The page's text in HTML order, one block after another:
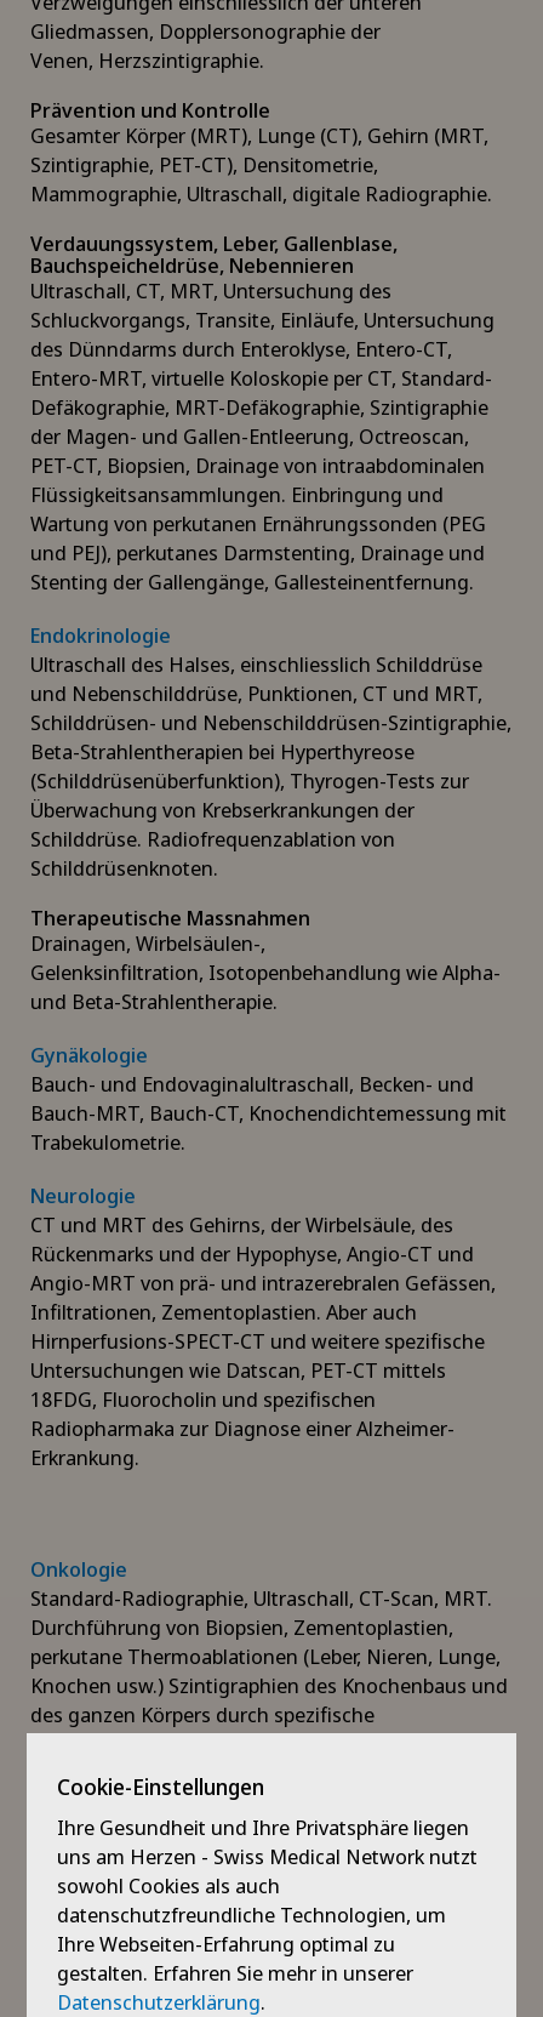
Gliedmassen, Dopplersonographie der
Venen, Herzszintigraphie.
Prävention und Kontrolle
Gesamter Körper (MRT), Lunge (CT), Gehirn (MRT,
Szintigraphie, PET-CT), Densitometrie,
Mammographie, Ultraschall, digitale Radiographie.
Verdauungssystem, Leber, Gallenblase,
Bauchspeicheldrüse, Nebennieren
Ultraschall, CT, MRT, Untersuchung des
Schluckvorgangs, Transite, Einläufe, Untersuchung
des Dünndarms durch Enteroklyse, Entero-CT,
Entero-MRT, virtuelle Koloskopie per CT, Standard-
Defäkographie, MRT-Defäkographie, Szintigraphie
der Magen- und Gallen-Entleerung, Octreoscan,
PET-CT, Biopsien, Drainage von intraabdominalen
Flüssigkeitsansammlungen. Einbringung und
Wartung von perkutanen Ernährungssonden (PEG
und PEJ), perkutanes Darmstenting, Drainage und
Stenting der Gallengänge, Gallesteinentfernung.
Endokrinologie
Ultraschall des Halses, einschliesslich Schilddrüse
und Nebenschilddrüse, Punktionen, CT und MRT,
Schilddrüsen- und Nebenschilddrüsen-Szintigraphie,
Beta-Strahlentherapien bei Hyperthyreose
(Schilddrüsenüberfunktion), Thyrogen-Tests zur
Überwachung von Krebserkrankungen der
Schilddrüse. Radiofrequenzablation von
Schilddrüsenknoten.
Therapeutische Massnahmen
Drainagen, Wirbelsäulen-,
Gelenksinfiltration, Isotopenbehandlung wie Alpha-
und Beta-Strahlentherapie.
Gynäkologie
Bauch- und Endovaginalultraschall, Becken- und
Bauch-MRT, Bauch-CT, Knochendichtemessung mit
Trabekulometrie.
Neurologie
CT und MRT des Gehirns, der Wirbelsäule, des
Rückenmarks und der Hypophyse, Angio-CT und
Angio-MRT von prä- und intrazerebralen Gefässen,
Infiltrationen, Zementoplastien. Aber auch
Hirnperfusions-SPECT-CT und weitere spezifische
Untersuchungen wie Datscan, PET-CT mittels
18FDG, Fluorocholin und spezifischen
Radiopharmaka zur Diagnose einer Alzheimer-
Erkrankung.
Onkologie
Standard-Radiographie, Ultraschall, CT-Scan, MRT.
Durchführung von Biopsien, Zementoplastien,
perkutane Thermoablationen (Leber, Nieren, Lunge,
Knochen usw.) Szintigraphien des Knochenbaus und
des ganzen Körpers durch spezifische
HNO
Untersuchung des Schluckvorgangs, Hals-, Gesichts-
und Sinus-CT-Scans, MRT des Halses, der
Kiefergelenke, Dakryo-CT, Punktionen, Ultraschall,
Untersuchung der Speicheldrüsen durch Ultraschall,
CT und MRT, PET-CT und Szintigraphien. Minimal-
invasive Behandlung von Schmerzen im Bereich von
Hals und Gesicht.
Cookie-Einstellungen
Ihre Gesundheit und Ihre Privatsphäre liegen
uns am Herzen - Swiss Medical Network nutzt
sowohl Cookies als auch
datenschutzfreundliche Technologien, um
Ihre Webseiten-Erfahrung optimal zu
gestalten. Erfahren Sie mehr in unserer
Datenschutzerklärung.